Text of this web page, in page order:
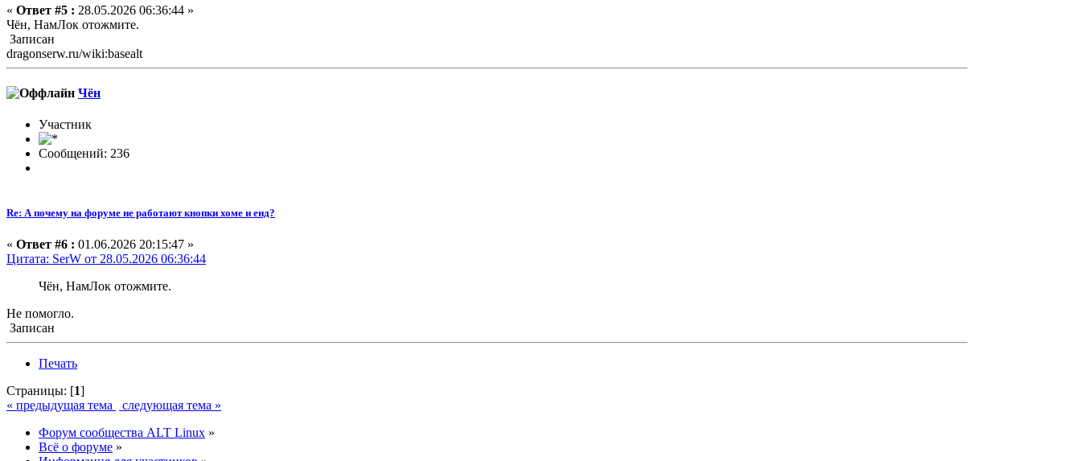
« Ответ #5 : 28.05.2026 06:36:44 »
Чён, НамЛок отожмите.
Записан
dragonserw.ru/wiki:basealt
Чён
Участник
Сообщений: 236
Re: А почему на форуме не работают кнопки хоме и енд?
« Ответ #6 : 01.06.2026 20:15:47 »
Цитата: SerW от 28.05.2026 06:36:44
Чён, НамЛок отожмите.
Не помогло.
Записан
Печать
Страницы: [1]
« предыдущая тема
следующая тема »
Форум сообщества ALT Linux »
Всё о форуме »